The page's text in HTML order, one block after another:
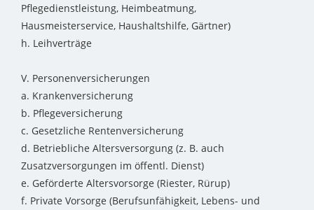
Pflegedienstleistung, Heimbeatmung,
Hausmeisterservice, Haushaltshilfe, Gärtner)
h. Leihverträge
V. Personenversicherungen
a. Krankenversicherung
b. Pflegeversicherung
c. Gesetzliche Rentenversicherung
d. Betriebliche Altersversorgung (z. B. auch
Zusatzversorgungen im öffentl. Dienst)
e. Geförderte Altersvorsorge (Riester, Rürup)
f. Private Vorsorge (Berufsunfähigkeit, Lebens- und